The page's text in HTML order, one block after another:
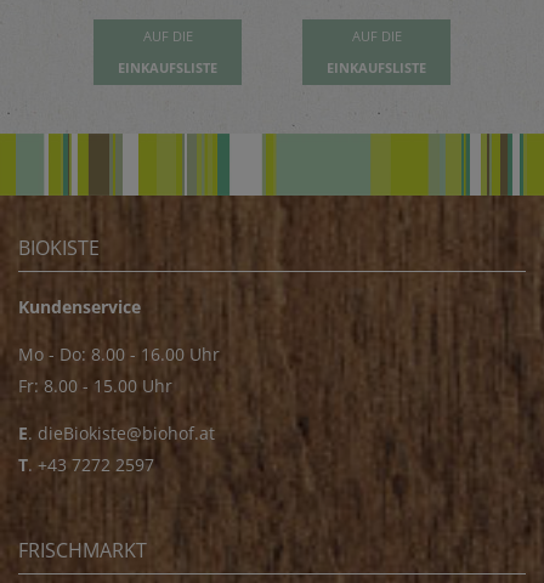
AUF DIE
EINKAUFSLISTE
AUF DIE
EINKAUFSLISTE
BIOKISTE
Kundenservice
Mo - Do: 8.00 - 16.00 Uhr
Fr: 8.00 - 15.00 Uhr
E. dieBiokiste@biohof.at
T. +43 7272 2597
FRISCHMARKT